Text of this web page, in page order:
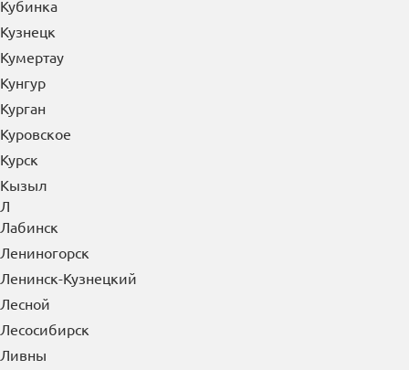
Кубинка
Кузнецк
Кумертау
Кунгур
Курган
Куровское
Курск
Кызыл
Л
Лабинск
Лениногорск
Ленинск-Кузнецкий
Лесной
Лесосибирск
Ливны